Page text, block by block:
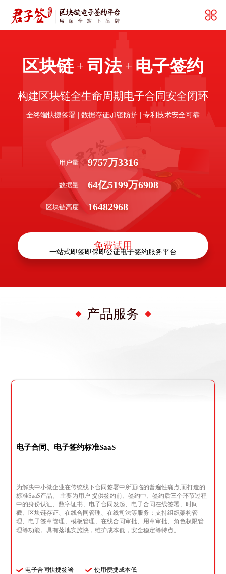
区块链 + 司法 + 电子签约
构建区块链全生命周期电子合同安全闭环
全终端快捷签署 | 数据存证加密防护 | 专利技术安全可靠
用户量 9757万3316
数据量 64亿5199万6908
区块链高度 16482968
免费试用
产品服务
一站式即签即保即公证电子签约服务平台
电子合同、电子签约标准SaaS
为解决中小微企业在传统线下合同签署中所面临的普遍性痛点,而打造的
标准SaaS产品。 主要为用户 提供签约前、签约中、签约后三个环节过程
中的身份认证、数字证书、电子合同发起、电子合同在线签署、时间
戳、区块链存证、在线合同管理、在线司法等服务；支持组织架构管
理、电子签章管理、模板管理、在线合同审批、用章审批、角色权限管
理等功能。具有落地实施快，维护成本低，安全稳定等特点。
电子合同快捷签署 使用便捷成本低